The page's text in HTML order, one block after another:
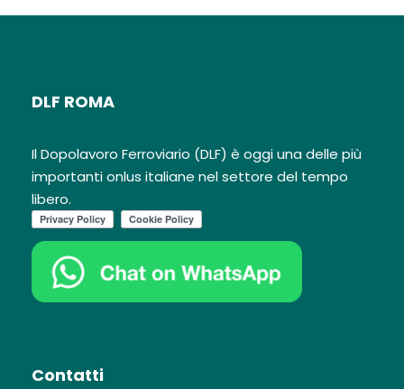
DLF ROMA
Il Dopolavoro Ferroviario (DLF) è oggi una delle più
importanti onlus italiane nel settore del tempo
libero.
Contatti